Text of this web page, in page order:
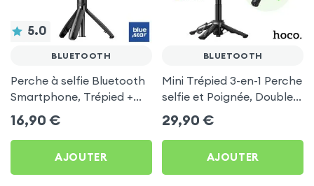
5.0
BLUETOOTH
Perche à selfie Bluetooth
Smartphone, Trépied +
Télécommande sans fil -
Blue Star Noir
16,90 €
AJOUTER
BLUETOOTH
Mini Trépied 3-en-1 Perche
selfie et Poignée, Double
fixation pince et MagSafe
- Hoco Noir
29,90 €
AJOUTER